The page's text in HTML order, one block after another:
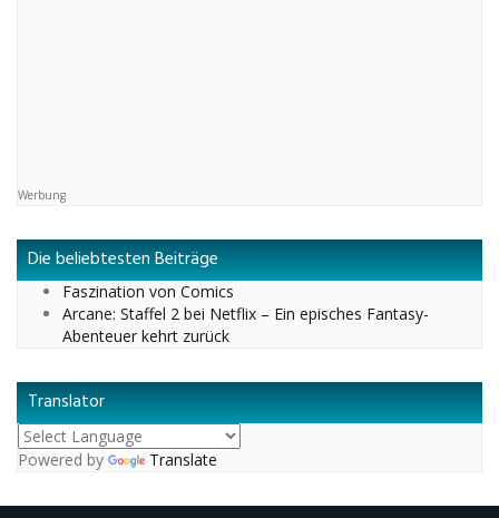
Werbung
Die beliebtesten Beiträge
Faszination von Comics
Arcane: Staffel 2 bei Netflix – Ein episches Fantasy-
Abenteuer kehrt zurück
Translator
Powered by Translate